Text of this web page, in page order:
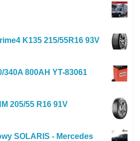
K135 215/55R16 93V
340A 800AH YT-83061
205/55 R16 91V
SOLARIS - Mercedes